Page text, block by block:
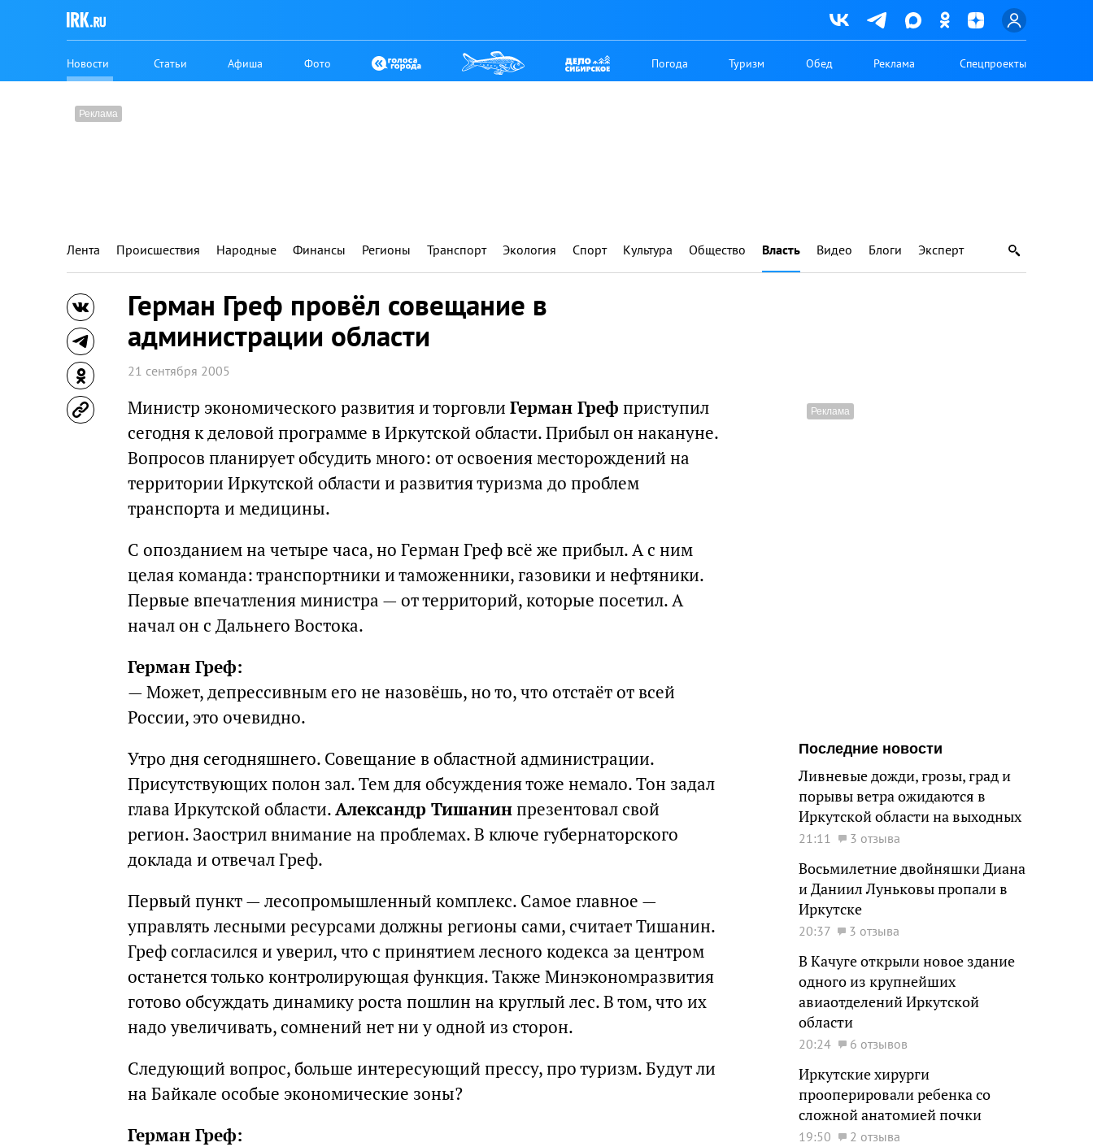
Новости Статьи Афиша Фото Погода Туризм Обед Реклама Спецпроекты
Лента Происшествия Народные Финансы Регионы Транспорт Экология Спорт Культура Общество Власть Видео Блоги Эксперт
Герман Греф провёл совещание в
администрации области
21 сентября 2005
Министр экономического развития и торговли Герман Греф приступил
сегодня к деловой программе в Иркутской области. Прибыл он накануне.
Вопросов планирует обсудить много: от освоения месторождений на
территории Иркутской области и развития туризма до проблем
транспорта и медицины.
С опозданием на четыре часа, но Герман Греф всё же прибыл. А с ним
целая команда: транспортники и таможенники, газовики и нефтяники.
Первые впечатления министра — от территорий, которые посетил. А
начал он с Дальнего Востока.
Герман Греф:
— Может, депрессивным его не назовёшь, но то, что отстаёт от всей
России, это очевидно.
Утро дня сегодняшнего. Совещание в областной администрации.
Присутствующих полон зал. Тем для обсуждения тоже немало. Тон задал
глава Иркутской области.Александр Тишанинпрезентовал свой
регион. Заострил внимание на проблемах. В ключе губернаторского
доклада и отвечал Греф.
Первый пункт — лесопромышленный комплекс. Самое главное —
управлять лесными ресурсами должны регионы сами, считает Тишанин.
Греф согласился и уверил, что с принятием лесного кодекса за центром
останется только контролирующая функция. Также Минэкономразвития
готово обсуждать динамику роста пошлин на круглый лес. В том, что их
надо увеличивать, сомнений нет ни у одной из сторон.
Следующий вопрос, больше интересующий прессу, про туризм. Будут ли
на Байкале особые экономические зоны?
Герман Греф:
Последние новости
Ливневые дожди, грозы, град и
порывы ветра ожидаются в
Иркутской области на выходных
21:11 3 отзыва
Восьмилетние двойняшки Диана
и Даниил Луньковы пропали в
Иркутске
20:37 3 отзыва
В Качуге открыли новое здание
одного из крупнейших
авиаотделений Иркутской
области
20:24 6 отзывов
Иркутские хирурги
прооперировали ребенка со
сложной анатомией почки
19:50 2 отзыва